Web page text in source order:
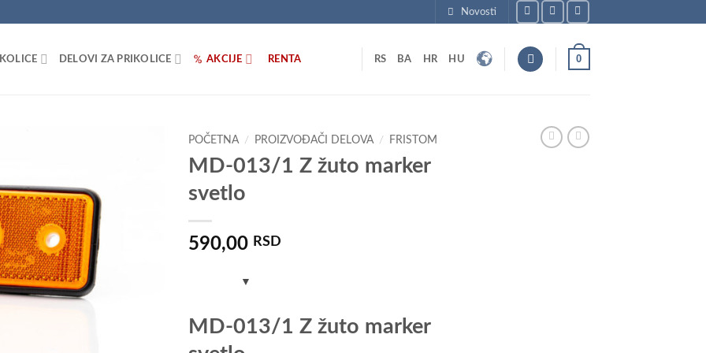
Novosti
DELOVI ZA PRIKOLICE AKCIJE RENTA RS BA HR HU 0
POČETNA / PROIZVOĐAČI DELOVA / FRISTOM
MD-013/1 Z žuto marker
svetlo
590,00 RSD
MD-013/1 Z žuto marker